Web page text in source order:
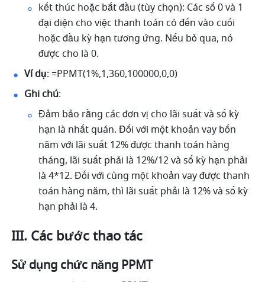
kết thúc hoặc bắt đầu (tùy chọn): Các số 0 và 1
đại diện cho việc thanh toán có đến vào cuối
hoặc đầu kỳ hạn tương ứng. Nếu bỏ qua, nó
được cho là 0.
Ví dụ: =PPMT(1%,1,360,100000,0,0)
Ghi chú:
Đảm bảo rằng các đơn vị cho lãi suất và số kỳ
hạn là nhất quán. Đối với một khoản vay bốn
năm với lãi suất 12% được thanh toán hàng
tháng, lãi suất phải là 12%/12 và số kỳ hạn phải
là 4*12. Đối với cùng một khoản vay được thanh
toán hàng năm, thì lãi suất phải là 12% và số kỳ
hạn phải là 4.
III. Các bước thao tác
Sử dụng chức năng PPMT